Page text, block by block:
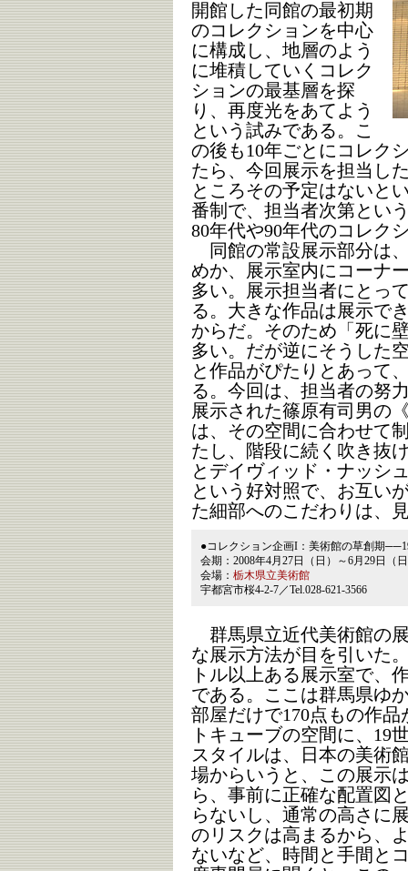
開館した同館の最初期
のコレクションを中心
に構成し、地層のよう
に堆積していくコレク
ションの最基層を探
り、再度光をあてよう
という試みである。こ
の後も10年ごとにコレク
たら、今回展示を担当し
ところその予定はないと
番制で、担当者次第とい
80年代や90年代のコレク
同館の常設展示部分は
めか、展示室内にコーナ
多い。展示担当者にとっ
る。大きな作品は展示で
からだ。そのため「死に
多い。だが逆にそうした
と作品がぴたりとあって
る。今回は、担当者の努
展示された篠原有司男の
は、その空間に合わせて
たし、階段に続く吹き抜
とデイヴィッド・ナッシ
という好対照で、お互い
た細部へのこだわりは、
●コレクション企画I：美術館の草創期
会期：2008年4月27日（日）～6月29日（
会場： 栃木県立美術館
宇都宮市桜4-2-7／Tel.028-621-3566
群馬県立近代美術館の
な展示方法が目を引いた
トル以上ある展示室で、
である。ここは群馬県ゆ
部屋だけで170点もの作
トキューブの空間に、19
スタイルは、日本の美術
場からいうと、この展示
ら、事前に正確な配置図
らないし、通常の高さに
のリスクは高まるから、
ないなど、時間と手間と